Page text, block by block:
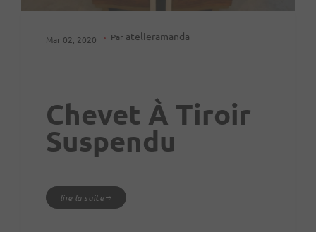
Mar 02, 2020 Par atelieramanda
Chevet À Tiroir
Suspendu
lire la suite